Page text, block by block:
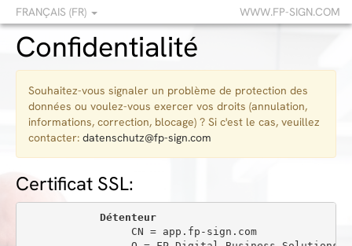
FRANÇAIS (FR) WWW.FP-SIGN.COM
Confidentialité
Souhaitez-vous signaler un problème de protection des
données ou voulez-vous exercer vos droits (annulation,
informations, correction, blocage) ? Si c'est le cas, veuillez
contacter: datenschutz@fp-sign.com
Certificat SSL:
Détenteur
                 CN = app.fp-sign.com